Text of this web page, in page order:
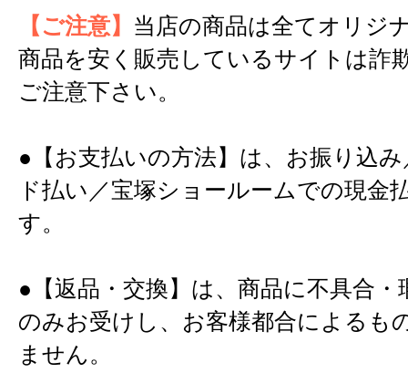
【ご注意】 当店の商品は全てオリジ
商品を安く販売しているサイトは詐
ご注意下さい。
●【お支払いの方法】は、お振り込
ド払い／宝塚ショールームでの現金
す。
●【返品・交換】は、商品に不具合・
のみお受けし、お客様都合によるも
ません。